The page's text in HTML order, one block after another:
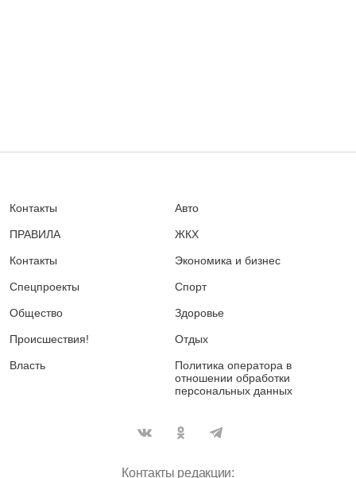
Контакты
ПРАВИЛА
Контакты
Спецпроекты
Общество
Происшествия!
Власть
Авто
ЖКХ
Экономика и бизнес
Спорт
Здоровье
Отдых
Политика оператора в
отношении обработки
персональных данных
Контакты редакции: